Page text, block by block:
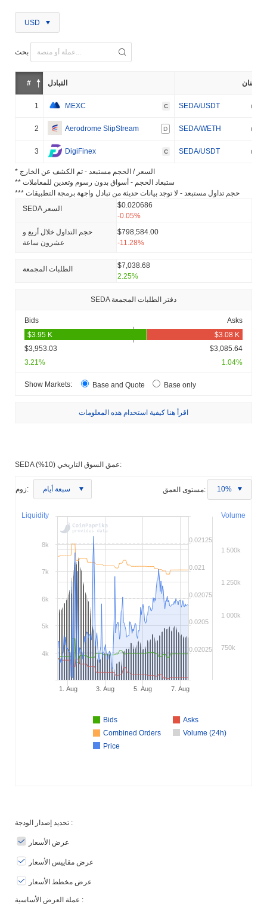
USD
بحث
# التبادل إثنان
1 MEXC C SEDA/USDT
2 Aerodrome SlipStream D SEDA/WETH
3 DigiFinex C SEDA/USDT
* السعر / الحجم مستبعد - تم الكشف عن الخارج
** ستبعاد الحجم - أسواق بدون رسوم وتعدين للمعاملات
*** حجم تداول مستبعد - لا توجد بيانات حديثة من تبادل واجهة برمجة التطبيقات
SEDA السعر
$0.020686
-0.05%
حجم التداول خلال أربع و
عشرون ساعة
$798,584.00
-11.28%
الطلبات المجمعة
$7,038.68
2.25%
SEDA دفتر الطلبات المجمعة
Bids Asks
$3,953.03
$3,085.64
3.21%
1.04%
Show Markets: Base and Quote Base only
اقرأ هنا كيفية استخدام هذه المعلومات
SEDA عمق السوق التاريخي (10%):
زوم: سبعة أيام مستوى العمق: 10%
Volume
Liquidity
Bids
Asks
Combined Orders
Volume (24h)
Price
1. Aug 3. Aug 5. Aug 7. Aug
0.02025
0.0205
0.02075
0.021
0.02125
750k
1 000k
1 250k
1 500k
4k
5k
6k
7k
8k
تحديد إصدار الودجة :
عرض الأسعار
عرض مقاييس الأسعار
عرض مخطط الأسعار
عملة العرض الأساسية :